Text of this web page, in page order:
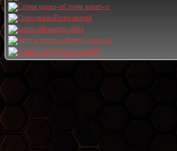
Стрим games-st
Голосовалка
карта сайта
Форум games-st
Games-st RSS
Сейчас 166 гостей и ни одного